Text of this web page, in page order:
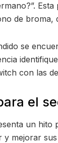
de broma,
se
con las
el
un hito
y mejorar